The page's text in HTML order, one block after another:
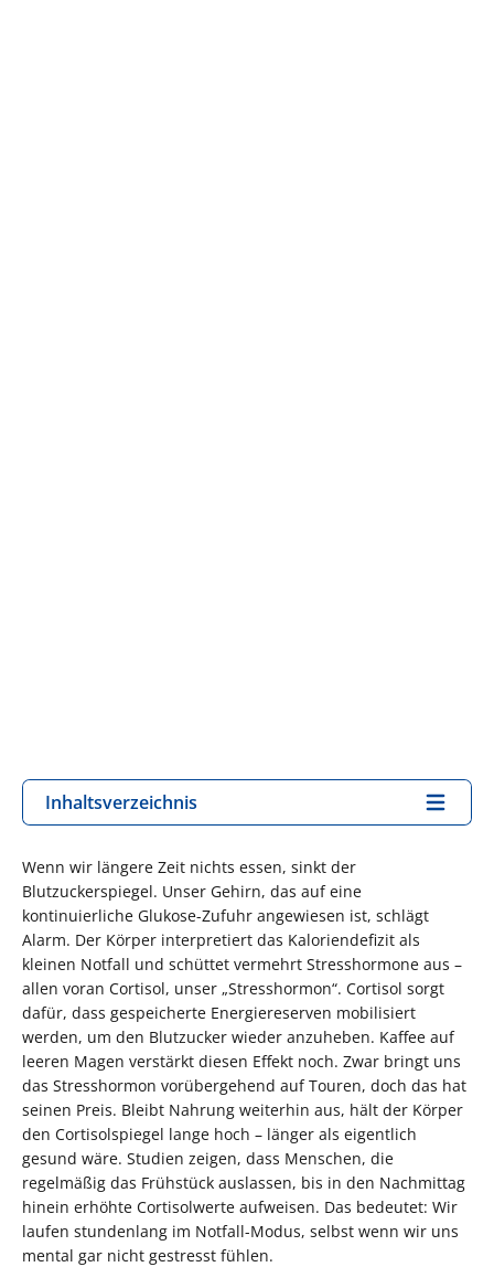
Inhaltsverzeichnis
Wenn wir längere Zeit nichts essen, sinkt der
Blutzuckerspiegel. Unser Gehirn, das auf eine
kontinuierliche Glukose-Zufuhr angewiesen ist, schlägt
Alarm. Der Körper interpretiert das Kaloriendefizit als
kleinen Notfall und schüttet vermehrt Stresshormone aus –
allen voran Cortisol, unser „Stresshormon“. Cortisol sorgt
dafür, dass gespeicherte Energiereserven mobilisiert
werden, um den Blutzucker wieder anzuheben. Kaffee auf
leeren Magen verstärkt diesen Effekt noch. Zwar bringt uns
das Stresshormon vorübergehend auf Touren, doch das hat
seinen Preis. Bleibt Nahrung weiterhin aus, hält der Körper
den Cortisolspiegel lange hoch – länger als eigentlich
gesund wäre. Studien zeigen, dass Menschen, die
regelmäßig das Frühstück auslassen, bis in den Nachmittag
hinein erhöhte Cortisolwerte aufweisen. Das bedeutet: Wir
laufen stundenlang im Notfall-Modus, selbst wenn wir uns
mental gar nicht gestresst fühlen.